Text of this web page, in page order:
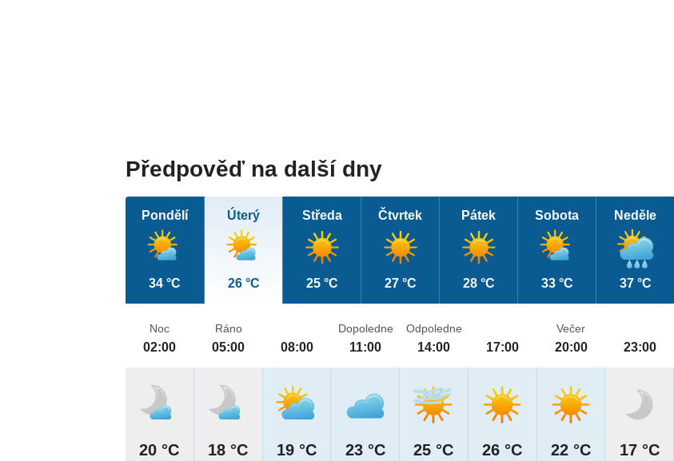
Předpověď na další dny
Pondělí
34 °C
Úterý
26 °C
Středa
25 °C
Čtvrtek
27 °C
Pátek
28 °C
Sobota
33 °C
Neděle
37 °C
Noc
02:00
20 °C
Ráno
05:00
18 °C
08:00
19 °C
Dopoledne
11:00
23 °C
Odpoledne
14:00
25 °C
17:00
26 °C
Večer
20:00
22 °C
23:00
17 °C